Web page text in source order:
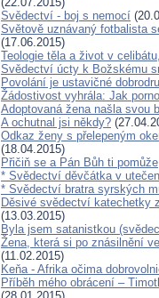
Svědectví - boj s nemocí
Světově uznávaný fotbalista
(17.06.2015)
Teologie těla a život v
Svědectví úcty k Božskému
Povolání je ustavičné
Žádostivost vyhrála: Jak
Adoptovaná žena našla svou
A ochutnal jsi někdy?
Odkaz ženy s přelepeným
(18.04.2015)
Přičiň se a Pán Bůh ti pomůže
* Svědectví děvčátka v
* Svědectví bratra syrských
Děsivé svědectví katechetky
(13.03.2015)
Byla jsem satanistkou
Žena, která si po znásilnění
(11.02.2015)
Keňa - Afrika očima
Příběh mého obrácení –